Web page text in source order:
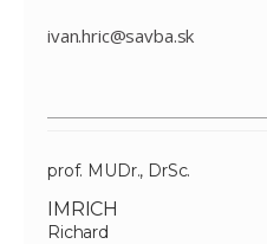
ivan.hric@savba.sk
prof. MUDr., DrSc.
IMRICH
Richard